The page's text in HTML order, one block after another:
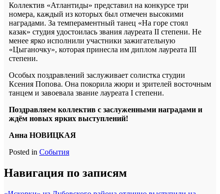
Коллектив «Атлантиды» представил на конкурсе три
номера, каждый из которых был отмечен высокими
наградами. За темпераментный танец «На горе стоял
казак» студия удостоилась звания лауреата II степени. Не
менее ярко исполнили участники зажигательную
«Цыганочку», которая принесла им диплом лауреата III
степени.
Особых поздравлений заслуживает солистка студии
Ксения Попова. Она покорила жюри и зрителей восточным
танцем и завоевала звание лауреата I степени.
Поздравляем коллектив с заслуженными наградами и
ждём новых ярких выступлений!
Анна НОВИЦКАЯ
Posted in События
Навигация по записям